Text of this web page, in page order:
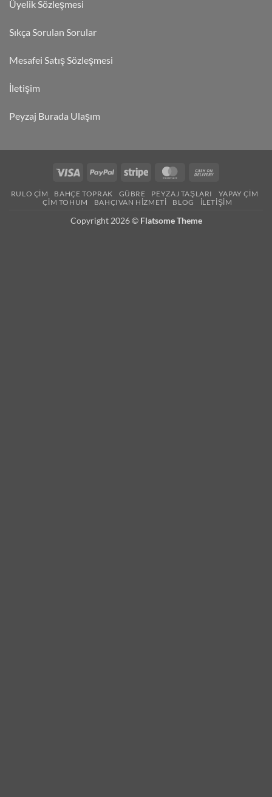
Üyelik Sözleşmesi
Sıkça Sorulan Sorular
Mesafei Satış Sözleşmesi
İletişim
Peyzaj Burada Ulaşım
RULO ÇIM BAHÇE TOPRAK GÜBRE PEYZAJ TAŞLARI
YAPAY ÇIM
ÇIM TOHUM
BAHÇIVAN HIZMETI BLOG İLETIŞIM
Copyright 2026 © Flatsome Theme